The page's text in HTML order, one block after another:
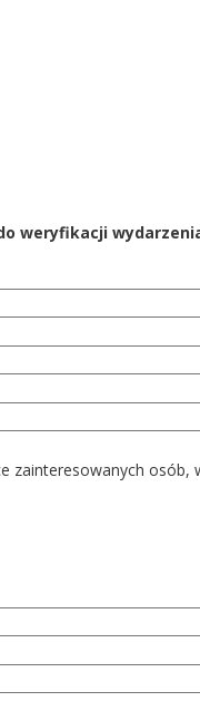
weryfikacji
zainteresowanych osób,